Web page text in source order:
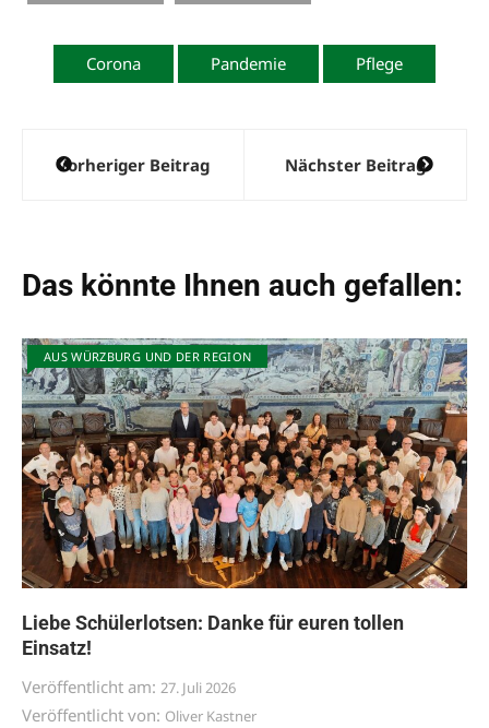
Corona Pandemie Pflege
Beitragsnavigation
Vorheriger Beitrag Nächster Beitrag
Das könnte Ihnen auch gefallen:
AUS WÜRZBURG UND DER REGION
Liebe Schülerlotsen: Danke für euren tollen
Einsatz!
Veröffentlicht am: 27. Juli 2026
Veröffentlicht von: Oliver Kastner